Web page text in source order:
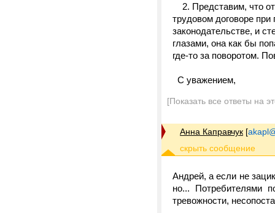
2. Представим, что
трудовом договоре при
законодательстве, и
глазами, она как бы
где-то за поворотом.
С уважением,
[Показать все ответы на
Анна Каправчук [
Андрей, а если не
но... Потребителями
тревожности,